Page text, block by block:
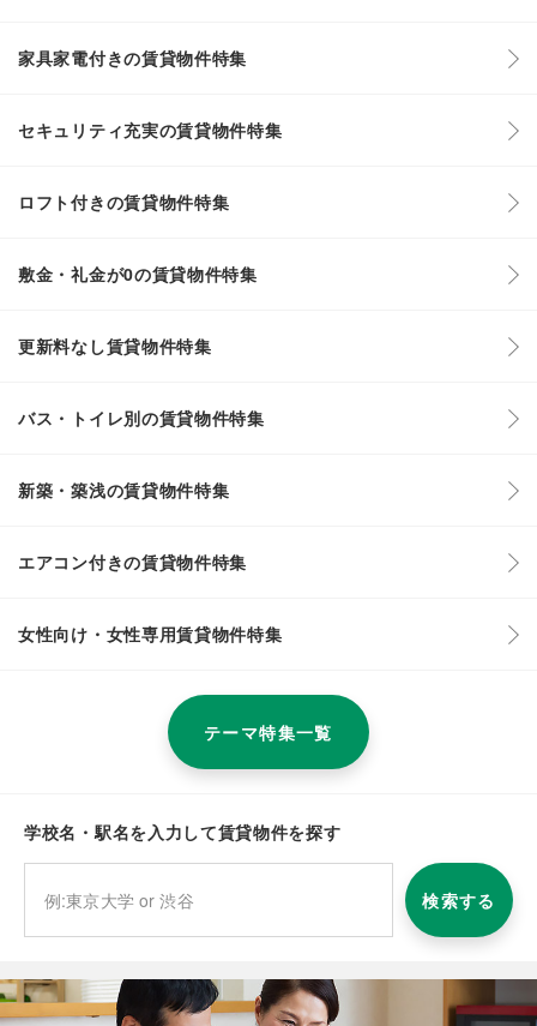
家具家電付きの賃貸物件特集
セキュリティ充実の賃貸物件特集
ロフト付きの賃貸物件特集
敷金・礼金が0の賃貸物件特集
更新料なし賃貸物件特集
バス・トイレ別の賃貸物件特集
新築・築浅の賃貸物件特集
エアコン付きの賃貸物件特集
女性向け・女性専用賃貸物件特集
テーマ特集一覧
学校名・駅名を入力して賃貸物件を探す
検索する